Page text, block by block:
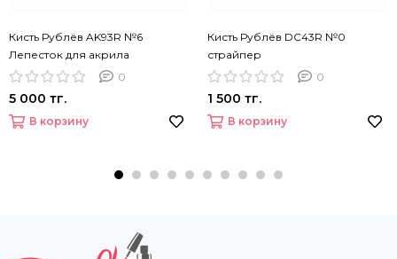
Кисть Рублёв AK93R №6
Лепесток для акрила
0
5 000 тг.
В корзину
Кисть Рублёв DC43R №0
страйпер
0
1 500 тг.
В корзину